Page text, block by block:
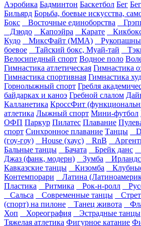
Аэробика Бадминтон Баскетбол Бег
Бильярд Борьба, боевые искусства,
Бокс
Восточные единоборства
Дзюдо
Капоэйра Карате
Кудо
МиксФайт (ММА)
боевое
Тайский бокс, Муай-тай
Велосипедный спорт Водное поло
Гимнастика атлетическая Гимнастика
Гимнастика спортивная Гимнастика
Горнолыжный спорт Гребля
байдарках и каноэ Гребной слалом
Калланетика КроссФит
атлетика Лыжный спорт Мини-футбол
ОФП Паркур Пилатес Плавание
спорт Синхронное плавание Танцы
(гоу-гоу)
House (хаус) RnB
Бальные танцы
Бачата Брейк данс
Джаз (фанк, модерн)
Зумба
Кавказские танцы
Кизомба
Контемпорари
Латина
Пластика
Ритмика Рок-н-ролл
Сальса
Современные танцы
(спорт) на пилоне
Танец живота
Хоп
Хореография Эстрадные танцы
Тяжелая атлетика Фигурное катание